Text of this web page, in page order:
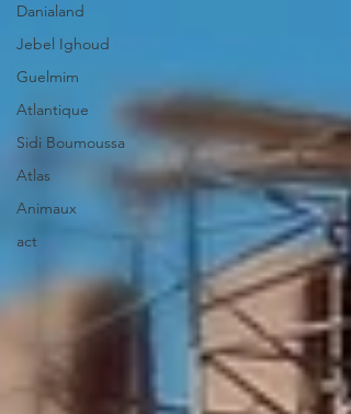
Danialand
Jebel Ighoud
Guelmim
Atlantique
Sidi Boumoussa
Atlas
Animaux
act